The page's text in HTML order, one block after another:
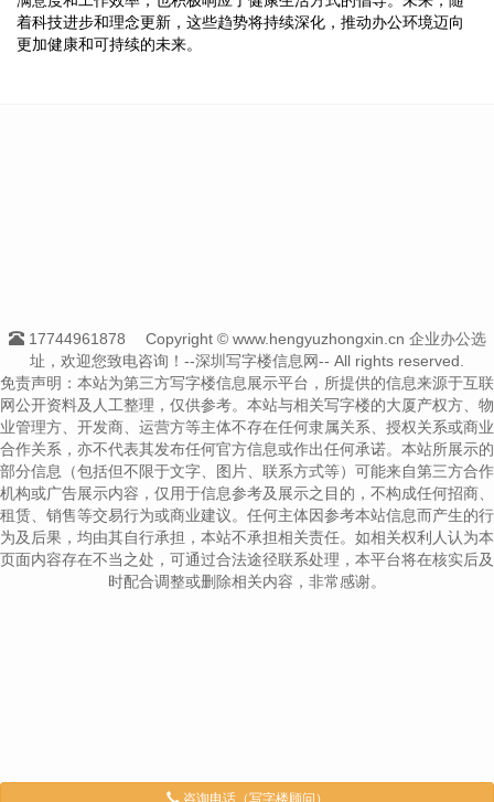
着科技进步和理念更新，这些趋势将持续深化，推动办公环境迈向
更加健康和可持续的未来。
17744961878
Copyright © www.hengyuzhongxin.cn 企业办公选
址，欢迎您致电咨询！--深圳写字楼信息网-- All rights reserved.
免责声明：本站为第三方写字楼信息展示平台，所提供的信息来源于互联
网公开资料及人工整理，仅供参考。本站与相关写字楼的大厦产权方、物
业管理方、开发商、运营方等主体不存在任何隶属关系、授权关系或商业
合作关系，亦不代表其发布任何官方信息或作出任何承诺。本站所展示的
部分信息（包括但不限于文字、图片、联系方式等）可能来自第三方合作
机构或广告展示内容，仅用于信息参考及展示之目的，不构成任何招商、
租赁、销售等交易行为或商业建议。任何主体因参考本站信息而产生的行
为及后果，均由其自行承担，本站不承担相关责任。如相关权利人认为本
页面内容存在不当之处，可通过合法途径联系处理，本平台将在核实后及
时配合调整或删除相关内容，非常感谢。
咨询电话（写字楼顾问）